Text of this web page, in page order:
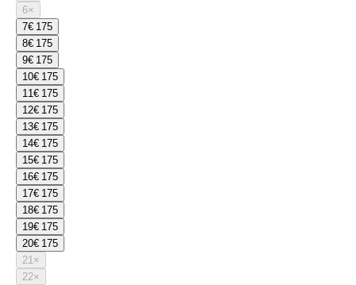
6×
7€ 175
8€ 175
9€ 175
10€ 175
11€ 175
12€ 175
13€ 175
14€ 175
15€ 175
16€ 175
17€ 175
18€ 175
19€ 175
20€ 175
21×
22×